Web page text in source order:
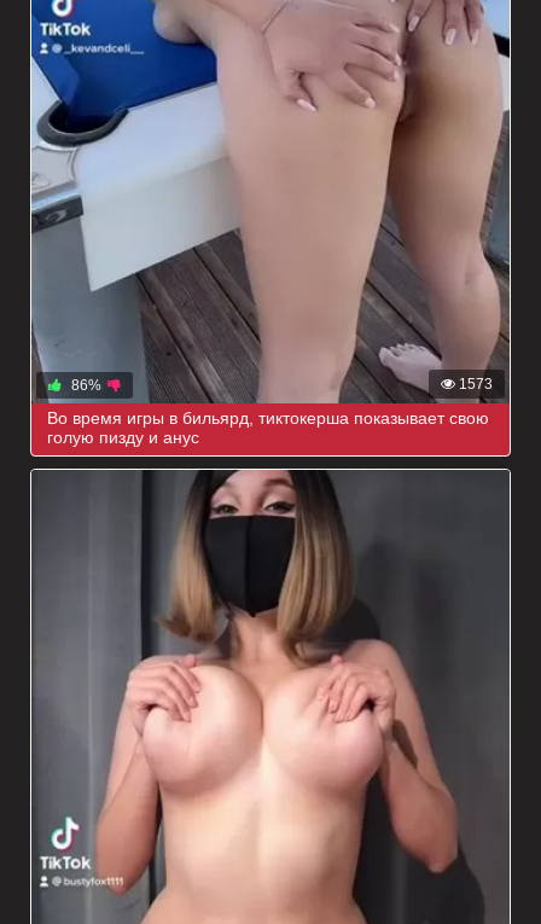
1573
86%
Во время игры в бильярд, тиктокерша показывает свою
голую пизду и анус